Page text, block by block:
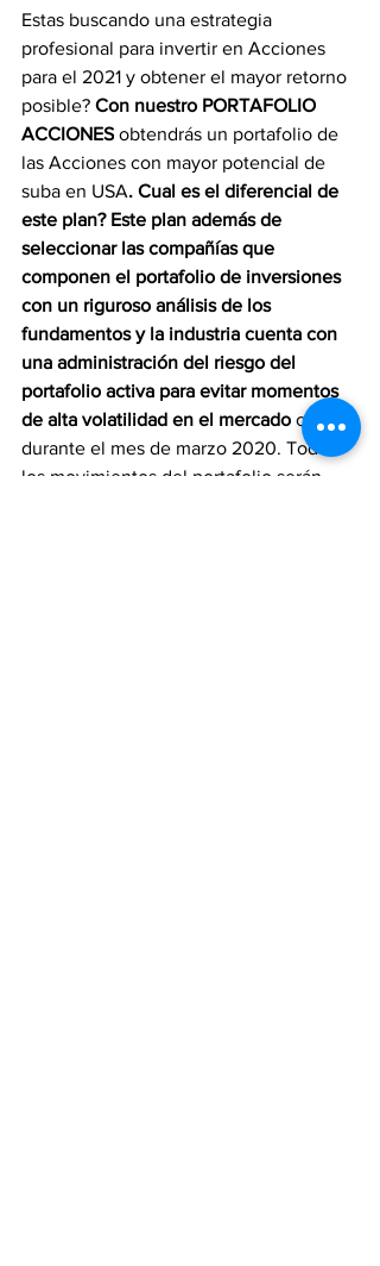
Estas buscando una estrategia
profesional para invertir en Acciones
para el 2021 y obtener el mayor retorno
posible? Con nuestro PORTAFOLIO
ACCIONES obtendrás un portafolio de
las Acciones con mayor potencial de
suba en USA. Cual es el diferencial de
este plan? Este plan además de
seleccionar las compañías que
componen el portafolio de inversiones
con un riguroso análisis de los
fundamentos y la industria cuenta con
una administración del riesgo del
portafolio activa para evitar momentos
de alta volatilidad en el mercado como
durante el mes de marzo 2020. Todos
los movimientos del portafolio serán